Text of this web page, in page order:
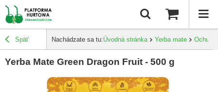
Späť Nachádzate sa tu:Úvodná stránka Yerba mate
Yerba Mate Green Dragon Fruit - 500 g